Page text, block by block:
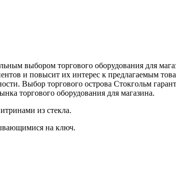
выбором торгового оборудования для
и повысит их интерес к предлагаемым
Выбор торгового острова Стокгольм
торгового оборудования для магазина.
из стекла.
на ключ.